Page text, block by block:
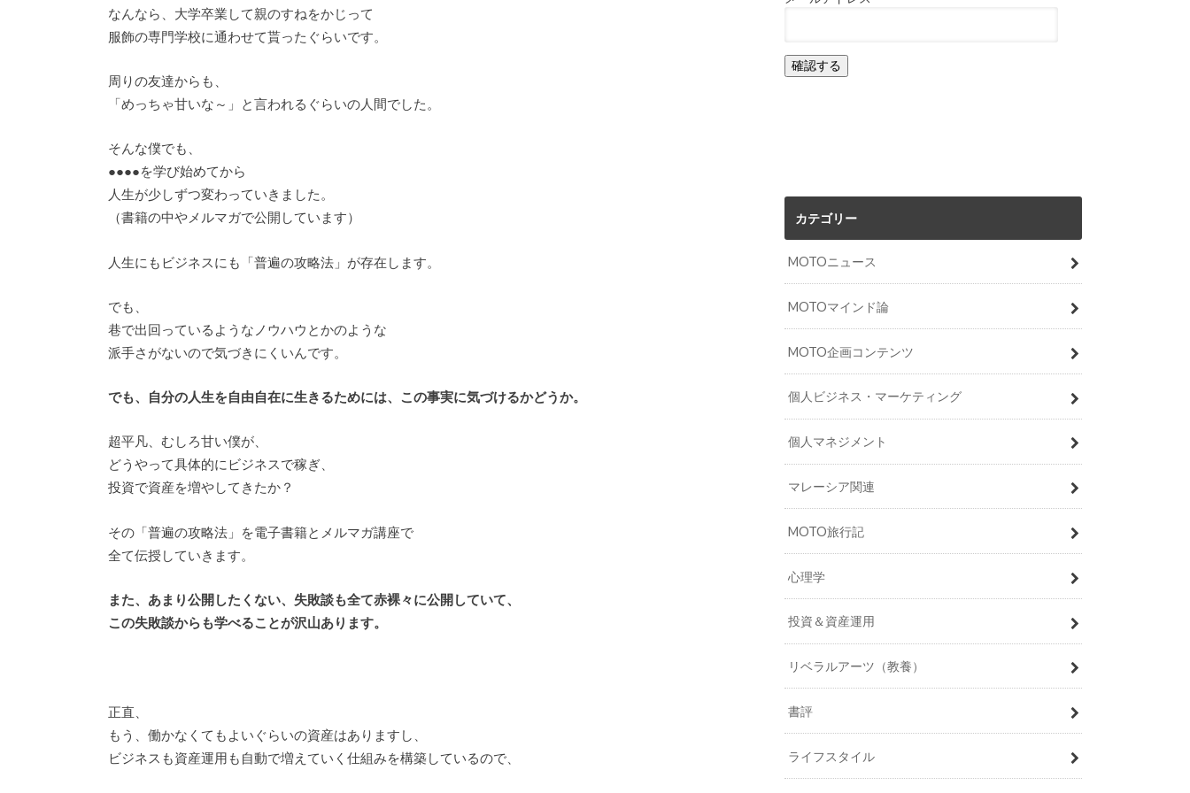
なんなら、大学卒業して親のすねをかじって
服飾の専門学校に通わせて貰ったぐらいです。
周りの友達からも、
「めっちゃ甘いな～」と言われるぐらいの人間でした。
そんな僕でも、
●●●●を学び始めてから
人生が少しずつ変わっていきました。
（書籍の中やメルマガで公開しています）
人生にもビジネスにも「普遍の攻略法」が存在します。
でも、
巷で出回っているようなノウハウとかのような
派手さがないので気づきにくいんです。
でも、自分の人生を自由自在に生きるためには、この事実に気づけるかどうか。
超平凡、むしろ甘い僕が、
どうやって具体的にビジネスで稼ぎ、
投資で資産を増やしてきたか？
その「普遍の攻略法」を電子書籍とメルマガ講座で
全て伝授していきます。
また、あまり公開したくない、失敗談も全て赤裸々に公開していて、
この失敗談からも学べることが沢山あります。
正直、
もう、働かなくてもよいぐらいの資産はありますし、
ビジネスも資産運用も自動で増えていく仕組みを構築しているので、
カテゴリー
MOTOニュース
MOTOマインド論
MOTO企画コンテンツ
個人ビジネス・マーケティング
個人マネジメント
マレーシア関連
MOTO旅行記
心理学
投資＆資産運用
リベラルアーツ（教養）
書評
ライフスタイル